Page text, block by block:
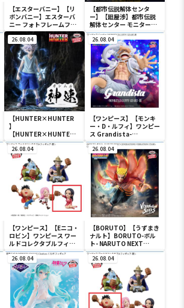
【エスターバニー】【リ
ボンバニー】エスターバ
ニー フォトフレームフィ
ギュア
【都市伝説解体センタ
ー】【廻屋渉】都市伝説
解体センター モニタート
ップフィギュア-廻屋渉-
26.08.04
【HUNTER×HUNTER
】
【HUNTER×HUNTER
キルア】
HUNTER×HUNTER
HUNTING ARCHIVES キ
ルア 神速
26.08.04
【ワンピース】【モンキ
ー・D・ルフィ】ワンピー
ス Grandista-
MONKEY.D.LUFFY
GEAR5-Ⅲ
26.08.04
【ワンピース】【Eニコ・
ロビン】ワンピース ワー
ルドコレクタブルフィギ
ュア-宴1-
26.08.04
【BORUTO】【うずまき
ナルト】BORUTO-ボル
ト- NARUTO NEXT
GENERATIONS
VIBRATION STARS-
UZUMAKI NARUTO-Ⅲ
26.08.04 26.08.04